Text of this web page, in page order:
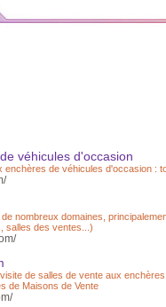
véhicules d'occasion
enchères de véhicules d'occasion :
nombreux domaines,
salles des ventes...)
de salles de vente aux
de Maisons de Vente